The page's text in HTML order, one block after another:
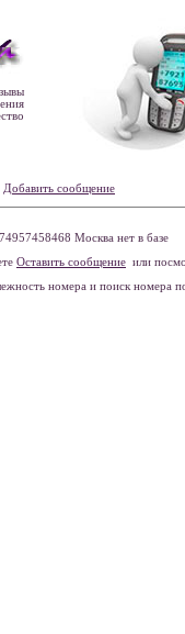
Добавить сообщение
Москва нет в базе
Оставить сообщение или
номера и поиск номера